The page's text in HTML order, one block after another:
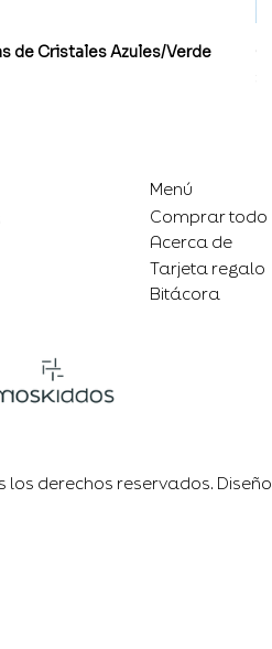
de Cristales Azules/Verde
Menú
Comprar todo
Acerca de
Tarjeta regalo
Bitácora
los derechos reservados. Diseño